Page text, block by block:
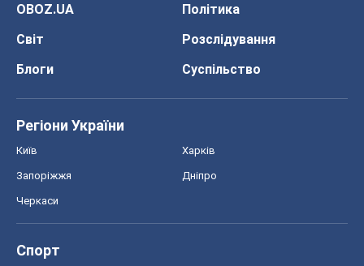
OBOZ.UA
Політика
Світ
Розслідування
Блоги
Суспільство
Регіони України
Київ Харків
Запоріжжя Дніпро
Черкаси
Спорт